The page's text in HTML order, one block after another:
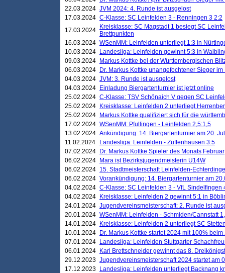
22.03.2024 JVM 2024: 4. Runde ist ausgelost
17.03.2024 C-Klasse: SC Leinfelden 3 - Renningen 3 2:2
17.03.2024
Kreisklasse: SC Magstadt 1 besiegt SC
Brettpunkten
16.03.2024 WSenMM: Leinfelden unterliegt 1:3 in
10.03.2024
Landesliga: Leinfelden gewinnt 5:3 in
09.03.2024
Markus Kottke bei der Württembergischen
06.03.2024
Dr. Markus Kottke unangefochtener Sieger
04.03.2024 JVM: 3. Runde ist ausgelost
04.03.2024
Einladung Biergartenturnier ist jetzt online
25.02.2024 C-Klasse: TSV Schönaich V gegen SC
25.02.2024
Kreisklasse: Leinfelden 2 unterliegt
25.02.2024
Markus Kottke qualifiziert sich für die
17.02.2024 WSenMM: Pfullingen - Leinfelden 2,5:1,5
13.02.2024 Ankündigung: 14. Biergartenturnier am 20.
11.02.2024
Landesliga: Leinfelden - Zuffenhausen 3:5
07.02.2024
Dr. Markus Kottke Spieler des Monats Februar
06.02.2024
Mara ist Bezirksjugendmeisterin U14W
06.02.2024 15. Stadtmeisterschaft Leinfelden-
06.02.2024 Vorankündigung: 14. Biergartenturnier am
04.02.2024 C-Klasse: SC Leinfelden 3 - VfL Sindelfingen
04.02.2024
Kreisklasse: Leinfelden 2 gewinnt 5:1 in
24.01.2024 Jugendvereinsmeisterschaft: 2. Runde ist
20.01.2024 WSenMM: Leinfelden - Schmiden/Cannstatt
14.01.2024
Kreisklasse: Leinfelden 2 unterliegt SC
10.01.2024
Dr. Markus Kottke startet 2024 mit 100%
07.01.2024
Landesliga: Leinfelden Stuttgarter
06.01.2024
Karl Brettschneider gewinnt das 8.
29.12.2023 Jugendvereinsmeisterschaft 2024 startet am
17.12.2023
Landesliga: Leinfelden unterliegt Backnang